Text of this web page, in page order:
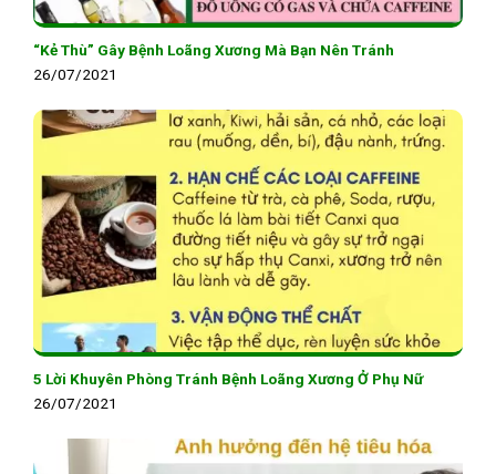
“Kẻ Thù” Gây Bệnh Loãng Xương Mà Bạn Nên Tránh
26/07/2021
5 Lời Khuyên Phòng Tránh Bệnh Loãng Xương Ở Phụ Nữ
26/07/2021